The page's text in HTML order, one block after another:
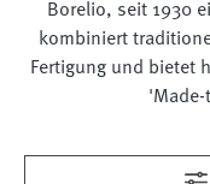
Borelio, seit 1930
kombiniert
Fertigung und bietet